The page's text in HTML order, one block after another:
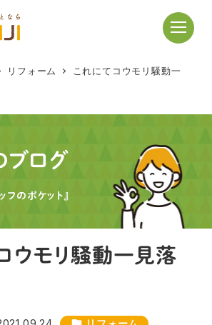
リフォーム
これにてコウモリ騒動一
ブログ
フのポケット』
ウモリ騒動一見落